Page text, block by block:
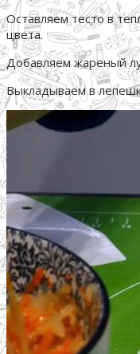
Оставляем тесто в
цвета.
Добавляем жареный
Выкладываем в